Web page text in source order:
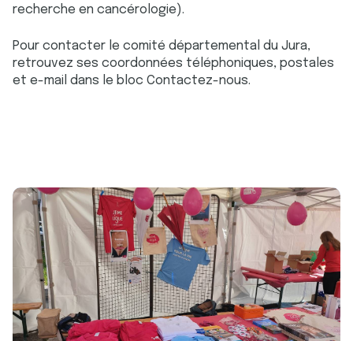
recherche en cancérologie).
Pour contacter le comité départemental du Jura,
retrouvez ses coordonnées téléphoniques, postales
et e-mail dans le bloc Contactez-nous.